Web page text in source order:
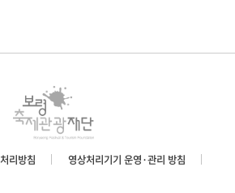
리방침
영상처리기기 운영·관리 방침